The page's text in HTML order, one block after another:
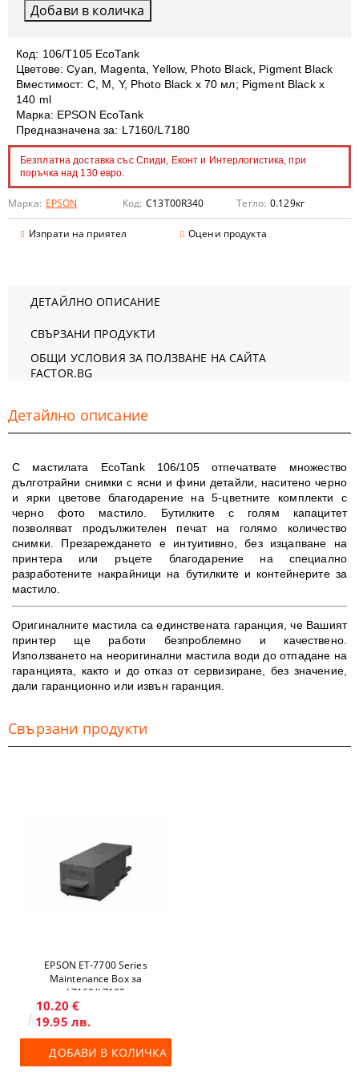
Код: 106/T105 EcoTank
Цвeтове: Cyan, Magenta, Yellow, Photo Black, Pigment Black
Вместимост: C, M, Y, Photo Black x 70 мл; Pigment Black x
140 ml
Марка: EPSON EcoTank
Предназначена за: L7160/L7180
Безплатна доставка със Спиди, Еконт и Интерлогистика, при
поръчка над 130 евро.
Марка: EPSON Код: C13T00R340 Тегло: 0.129кг
Изпрати на приятел Оцени продукта
ДЕТАЙЛНО ОПИСАНИЕ
СВЪРЗАНИ ПРОДУКТИ
ОБЩИ УСЛОВИЯ ЗА ПОЛЗВАНЕ НА САЙТА
FACTOR.BG
Детайлно описание
С мастилата EcoTank 106/105 отпечатвате множество
дълготрайни снимки с ясни и фини детайли, наситено черно
и ярки цветове благодарение на 5-цветните комплекти с
черно фото мастило. Бутилките с голям капацитет
позволяват продължителен печат на голямо количество
снимки. Презареждането е интуитивно, без изцапване на
принтера или ръцете благодарение на специално
разработените накрайници на бутилките и контейнерите за
мастило.
Оригиналните мастила са единствената гаранция, че Вашият
принтер ще работи безпроблемно и качествено.
Използването на неоригинални мастила води до отпадане на
гаранцията, както и до отказ от сервизиране, без значение,
дали гаранционно или извън гаранция.
Свързани продукти
EPSON ET-7700 Series
Maintenance Box за
L7160/L7180
10.20 €
19.95 лв.
ДОБАВИ В КОЛИЧКА